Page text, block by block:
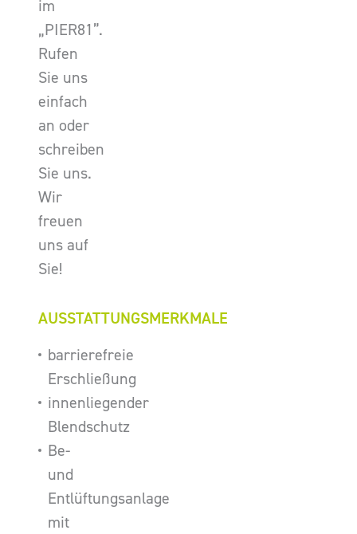
im
„PIER81”.
Rufen
Sie uns
einfach
an oder
schreiben
Sie uns.
Wir
freuen
uns auf
Sie!
AUSSTATTUNGSMERKMALE
barrierefreie
Erschließung
innenliegender
Blendschutz
Be-
und
Entlüftungsanlage
mit